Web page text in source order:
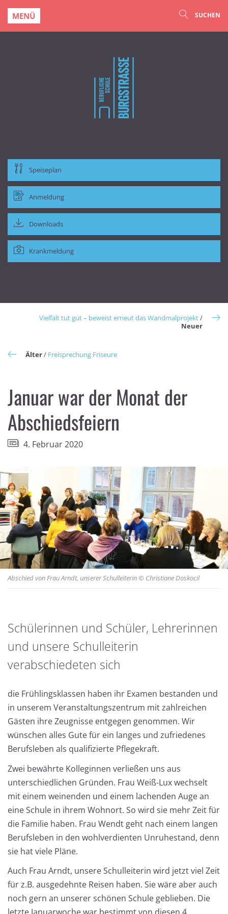
MENÜ SUCHEN
Speiseplan
Anmeldung
Downloads
Krankmeldung
Vielfalt tut gut – beweist erneut das Wandmalprojekt/
Neuer
Älter/ Freisprechung Friseure
Januar war der Monat der
Abschiedsfeiern
4. Februar 2020
Abschied von Frau Arndt, unserer Schulleiterin © Christiane Doskocil
Januar war der Monat der
Abschiedsfeiern
Schülerinnen und Schüler, Lehrerinnen
und unsere Schulleiterin
verabschiedeten sich
die Frühlingsklassen haben ihr Examen bestanden und
in unserem Veranstaltungszentrum mit zahlreichen
Gästen ihre Zeugnisse entgegen genommen. Wir
wünschen alles Gute für ein langes und zufriedenes
Berufsleben als qualifizierte Pflegekraft.
Zwei bewährte Kolleginnen verließen uns aus
unterschiedlichen Gründen. Frau Weiß-Lux wechselt
mit einem weinenden und einem lachenden Auge an
eine Schule in ihrem Wohnort. So wird sie mehr Zeit für
die Familie haben. Frau Wendt geht nach einem langen
Berufsleben in den wohlverdienten Unruhestand, denn
sie hat viele Pläne.
Auch Frau Arndt, unsere Schulleiterin wird jetzt viel Zeit
für z.B. ausgedehnte Reisen haben. Sie wäre aber auch
noch gern an unserer schönen Schule geblieben. Die